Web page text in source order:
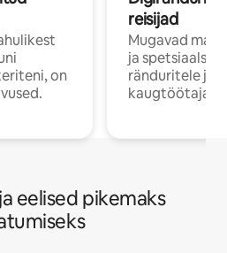
on
reisijad
Mugavad
ja spetsiaalse
ränduritele ja
eelised pikemaks